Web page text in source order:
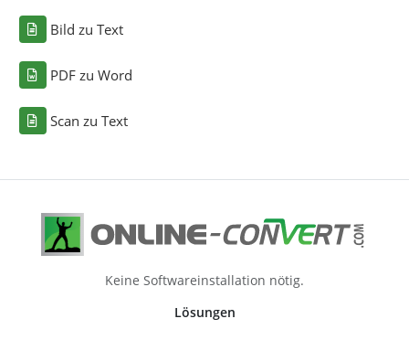
Bild zu Text
PDF zu Word
Scan zu Text
Keine Softwareinstallation nötig.
Lösungen